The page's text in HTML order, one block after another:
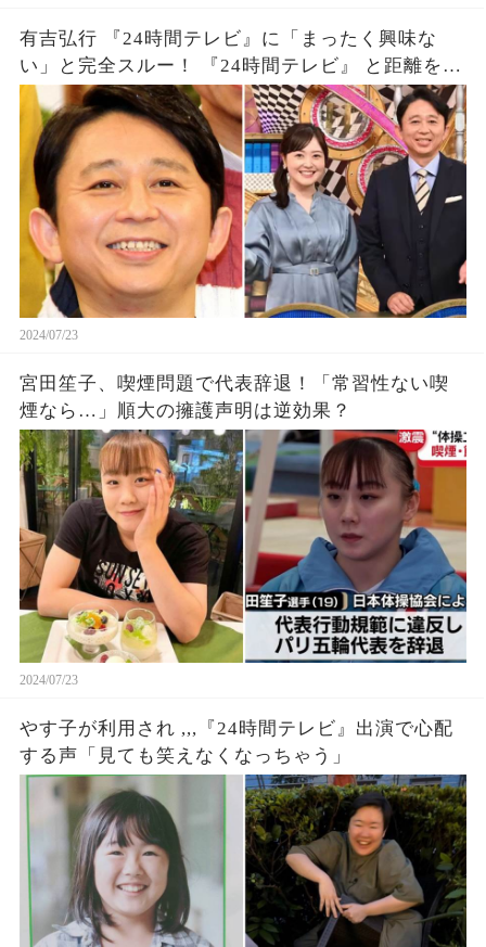
有吉弘行 『24時間テレビ』に「まったく興味な
い」と完全スルー！ 『24時間テレビ』 と距離を取
りたい理由がこれ！
2024/07/23
宮田笙子、喫煙問題で代表辞退！「常習性ない喫
煙なら…」順大の擁護声明は逆効果？
2024/07/23
やす子が利用され ,,,『24時間テレビ』出演で心配
する声「見ても笑えなくなっちゃう」